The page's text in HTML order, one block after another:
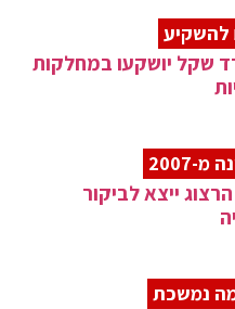
להשקיע
שקל יושקעו במחלקות
2007
ייצא לביקור
נמשכת